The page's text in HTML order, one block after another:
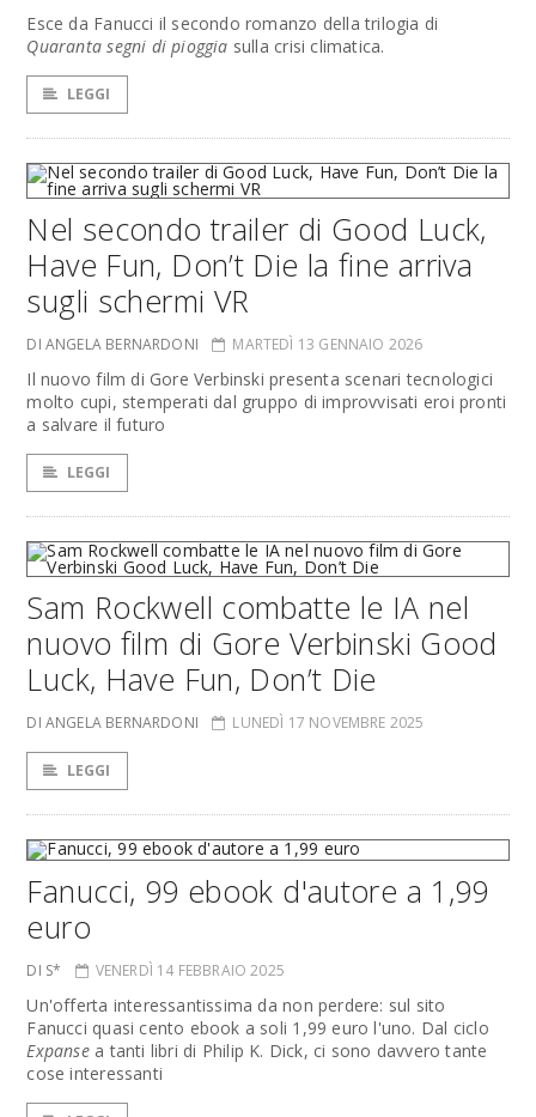
Esce da Fanucci il secondo romanzo della trilogia di
Quaranta segni di pioggia sulla crisi climatica.
LEGGI
Nel secondo trailer di Good Luck,
Have Fun, Don’t Die la fine arriva
sugli schermi VR
DI ANGELA BERNARDONI MARTEDÌ 13 GENNAIO 2026
Il nuovo film di Gore Verbinski presenta scenari tecnologici
molto cupi, stemperati dal gruppo di improvvisati eroi pronti
a salvare il futuro
LEGGI
Sam Rockwell combatte le IA nel
nuovo film di Gore Verbinski Good
Luck, Have Fun, Don’t Die
DI ANGELA BERNARDONI LUNEDÌ 17 NOVEMBRE 2025
LEGGI
Fanucci, 99 ebook d'autore a 1,99
euro
DI S* VENERDÌ 14 FEBBRAIO 2025
Un'offerta interessantissima da non perdere: sul sito
Fanucci quasi cento ebook a soli 1,99 euro l'uno. Dal ciclo
Expansea tanti libri di Philip K. Dick, ci sono davvero tante
cose interessanti